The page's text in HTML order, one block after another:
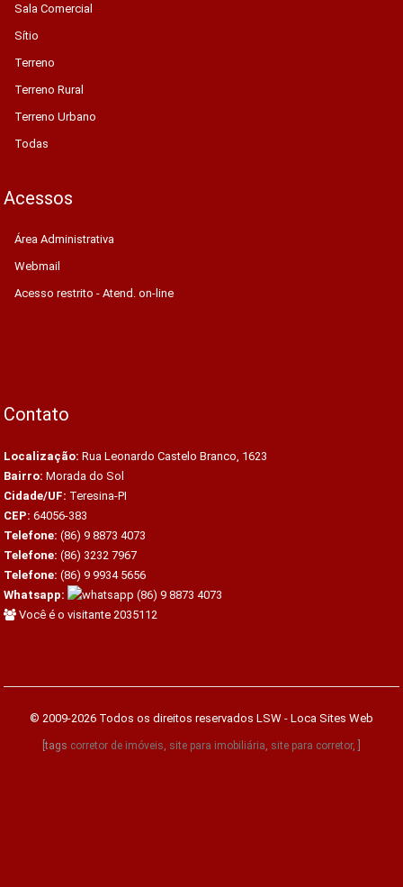
Sala Comercial
Sítio
Terreno
Terreno Rural
Terreno Urbano
Todas
Acessos
Área Administrativa
Webmail
Acesso restrito - Atend. on-line
Contato
Localização: Rua Leonardo Castelo Branco, 1623
Bairro: Morada do Sol
Cidade/UF: Teresina-PI
CEP: 64056-383
Telefone: (86) 9 8873 4073
Telefone: (86) 3232 7967
Telefone: (86) 9 9934 5656
Whatsapp:
(86) 9 8873 4073
Você é o visitante 2035112
© 2009-2026 Todos os direitos reservados LSW - Loca Sites Web
[tags corretor de imóveis, site para imobiliária, site para corretor, ]